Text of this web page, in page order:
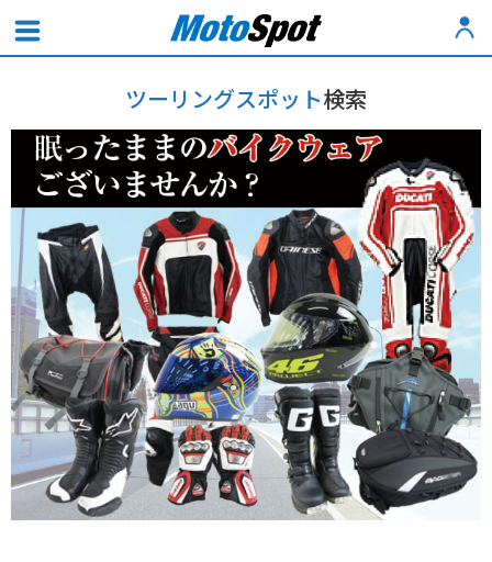
ツーリングスポット検索